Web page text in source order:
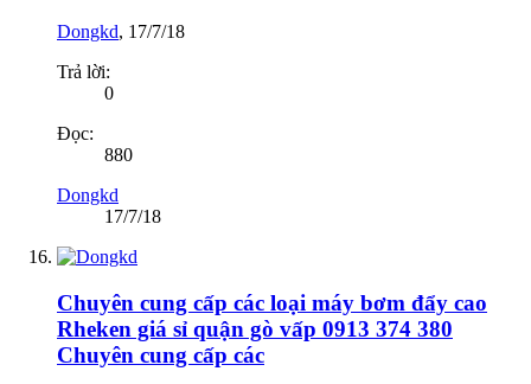
Dongkd, 17/7/18
Trả lời:
0
Đọc:
880
Dongkd
17/7/18
Chuyên cung cấp các loại máy bơm đẩy cao
Rheken giá sỉ quận gò vấp 0913 374 380
Chuyên cung cấp các